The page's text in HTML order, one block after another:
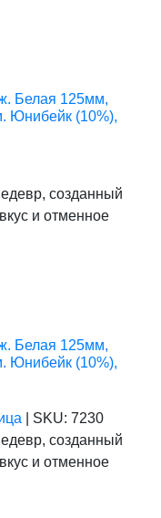
Белая 125мм,
Юнибейк (10%),
созданный
и отменное
Белая 125мм,
Юнибейк (10%),
SKU: 7230
созданный
и отменное